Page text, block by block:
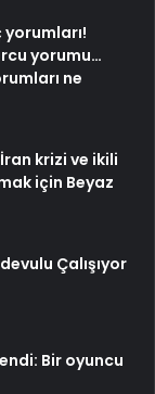
yorumu…
ne
krizi ve ikili
için Beyaz
Çalışıyor
Bir oyuncu